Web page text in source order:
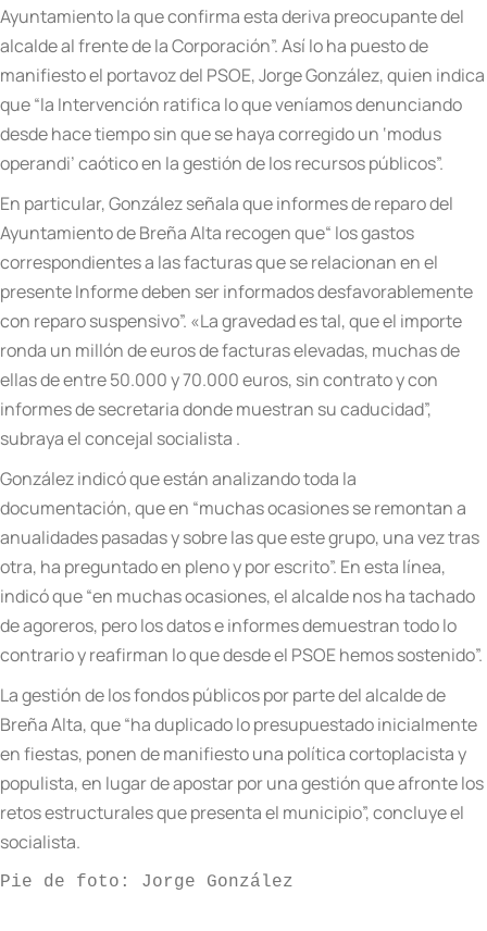
Ayuntamiento la que confirma esta deriva preocupante del
alcalde al frente de la Corporación”.Así lo ha puesto de
manifiesto el portavoz del PSOE, Jorge González, quien indica
que “la Intervención ratifica lo que veníamos denunciando
desde hace tiempo sin que se haya corregido un ‘modus
operandi’ caótico en la gestión de los recursos públicos”.
En particular, González señala que informes de reparo del
Ayuntamiento de Breña Alta recogenque“ los gastos
correspondientes a las facturas que se relacionan en el
presente Informe deben ser informados desfavorablemente
con reparo suspensivo”. «La gravedad es tal, que el importe
ronda un millón de euros de facturas elevadas, muchas de
ellas de entre 50.000 y 70.000 euros, sin contrato y con
informes de secretaria donde muestran su caducidad”,
subraya el concejal socialista .
González indicó que están analizando toda la
documentación, que en “muchas ocasiones se remontan a
anualidades pasadas y sobre las que este grupo, una vez tras
otra, ha preguntado en pleno y por escrito”. En esta línea,
indicó que “en muchas ocasiones, el alcalde nos ha tachado
de agoreros, pero los datos e informes demuestran todo lo
contrario y reafirman lo que desdeel PSOE hemos sostenido”.
La gestión de los fondos públicos por parte del alcalde de
Breña Alta, que “ha duplicado lo presupuestado inicialmente
en fiestas, ponen de manifiesto una política cortoplacista y
populista, en lugar de apostar por una gestión que afronte los
retos estructurales que presenta el municipio”, concluye el
socialista.
Pie de foto: Jorge González